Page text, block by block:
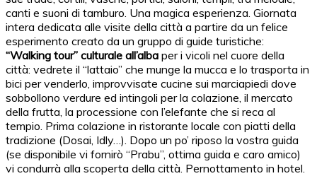
canti e suoni di tamburo. Una magica esperienza. Giornata
intera dedicata alle visite della città a partire da un felice
esperimento creato da un gruppo di guide turistiche:
“Walking tour” culturale all’alba per i vicoli nel cuore della
città: vedrete il “lattaio” che munge la mucca e lo trasporta in
bici per venderlo, improvvisate cucine sui marciapiedi dove
sobbollono verdure ed intingoli per la colazione, il mercato
della frutta, la processione con l’elefante che si reca al
tempio. Prima colazione in ristorante locale con piatti della
tradizione (Dosai, Idly…). Dopo un po’ riposo la vostra guida
(se disponibile vi fornirò “Prabu”, ottima guida e caro amico)
vi condurrà alla scoperta della città. Pernottamento in hotel.